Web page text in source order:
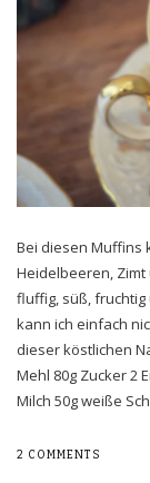
Bei diesen Muffins
Heidelbeeren, Zimt
fluffig, süß,
kann ich einfach
dieser köstlichen
Mehl 80g Zucker 2
Milch 50g weiße
2 COMMENTS